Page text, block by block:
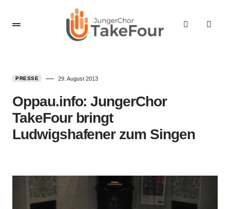
PRESSE 29. August 2013
Oppau.info: JungerChor
TakeFour bringt
Ludwigshafener zum Singen